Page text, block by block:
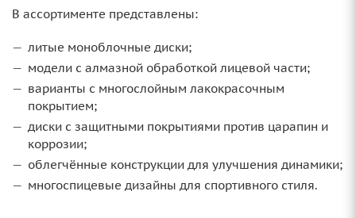
В ассортименте представлены:
литые моноблочные диски;
модели с алмазной обработкой лицевой части;
варианты с многослойным лакокрасочным
покрытием;
диски с защитными покрытиями против царапин и
коррозии;
облегчённые конструкции для улучшения динамики;
многоспицевые дизайны для спортивного стиля.